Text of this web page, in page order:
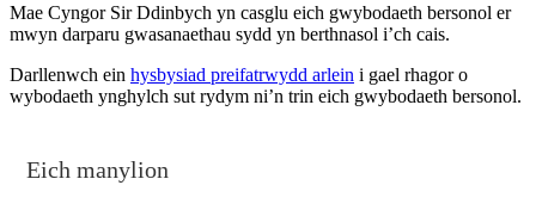
Mae Cyngor Sir Ddinbych yn casglu eich gwybodaeth bersonol er
mwyn darparu gwasanaethau sydd yn berthnasol i’ch cais.
Darllenwch ein hysbysiad preifatrwydd arlein i gael rhagor o
wybodaeth ynghylch sut rydym ni’n trin eich gwybodaeth bersonol.
Eich manylion